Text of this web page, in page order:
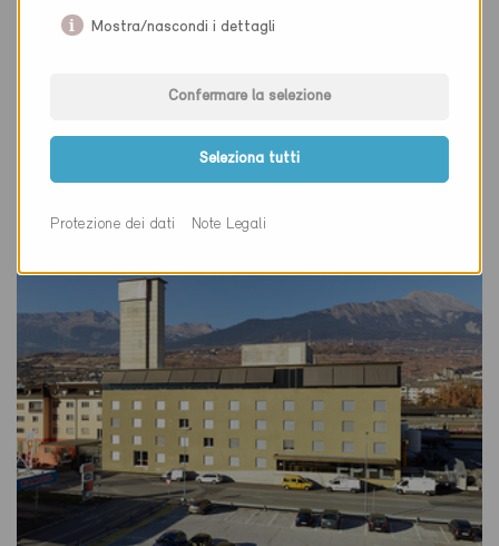
Sion 1950
Risanamento, Abitazioni PF
Mostra/nascondi i dettagli
Confermare la selezione
Seleziona tutti
Protezione dei dati Note Legali